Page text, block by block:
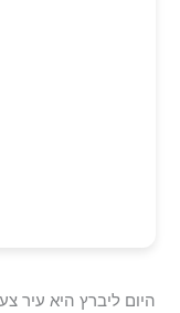
היום ליברץ היא עיר